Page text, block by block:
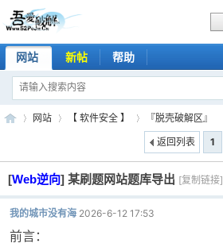
网站 新帖 帮助
吾 »
网站
›
【 软件安全 】
›
『脱壳破解区』
1
返回列表
[Web逆向] 某刷题网站题库导出 [复制链接]
我的城市没有海 2026-6-12 17:53
前言：